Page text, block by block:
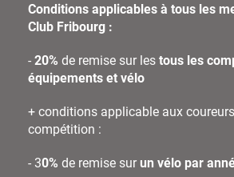
Conditions applicables à tous les
Club Fribourg :
- 20% de remise sur les tous les
équipements et vélo
+ conditions applicable aux
compétition :
- 30% de remise surun vélo par